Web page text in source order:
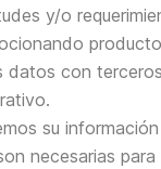
y/o
con
su
necesarias